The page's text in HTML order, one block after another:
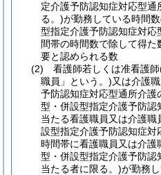
定介護予防認知症対応型
る。)が勤務している時間
型指定介護予防認知症対
間帯の時間数で除して得
要と認められる数
(2)
看護師若しくは准看護師
職員」という。)又は介護
予防認知症対応型通所介護
型・併設型指定介護予防認
当たる看護職員又は介護
設型指定介護予防認知症対
時間帯に看護職員又は介護
型・併設型指定介護予防認
当たる者に限る。)が勤務